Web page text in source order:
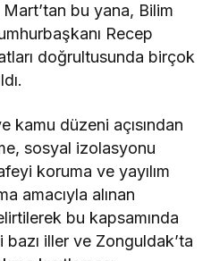
Mart’tan bu yana, Bilim
Recep
doğrultusunda birçok
kamu düzeni açısından
sosyal izolasyonu
koruma ve yayılım
amacıyla alınan
bu kapsamında
iller ve Zonguldak’ta